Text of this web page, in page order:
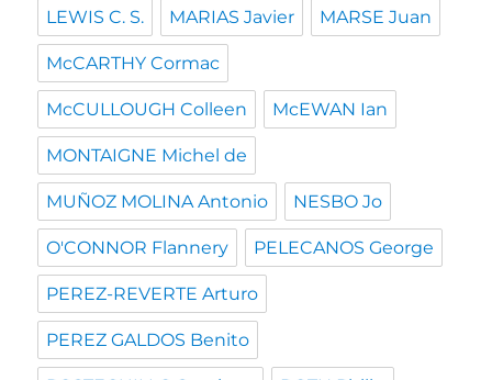
LEWIS C. S. MARIAS Javier MARSE Juan
McCARTHY Cormac
McCULLOUGH Colleen McEWAN Ian
MONTAIGNE Michel de
MUÑOZ MOLINA Antonio NESBO Jo
O'CONNOR Flannery PELECANOS George
PEREZ-REVERTE Arturo
PEREZ GALDOS Benito